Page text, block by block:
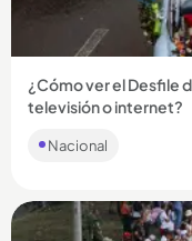
¿Cómo ver el Desfile
televisión o internet?
Nacional